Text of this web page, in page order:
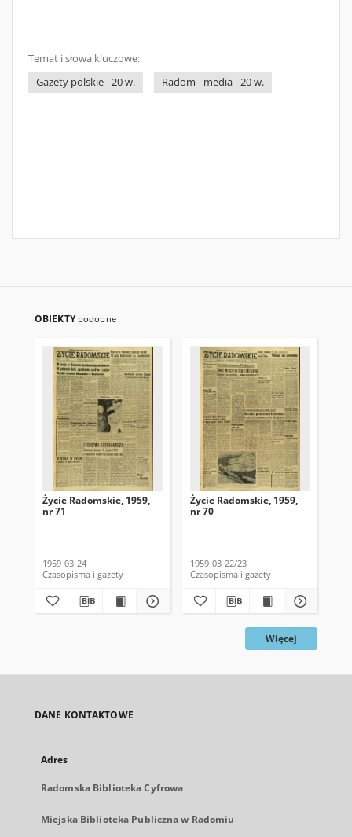
Temat i słowa kluczowe:
Gazety polskie - 20 w.
Radom - media - 20 w.
OBIEKTY podobne
Życie Radomskie, 1959,
nr 71
1959-03-24
Czasopisma i gazety
Życie Radomskie, 1959,
nr 70
1959-03-22/23
Czasopisma i gazety
Więcej
DANE KONTAKTOWE
Adres
Radomska Biblioteka Cyfrowa
Miejska Biblioteka Publiczna w Radomiu